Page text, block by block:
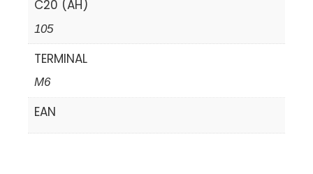
C20 (AH)
105
TERMINAL
M6
EAN